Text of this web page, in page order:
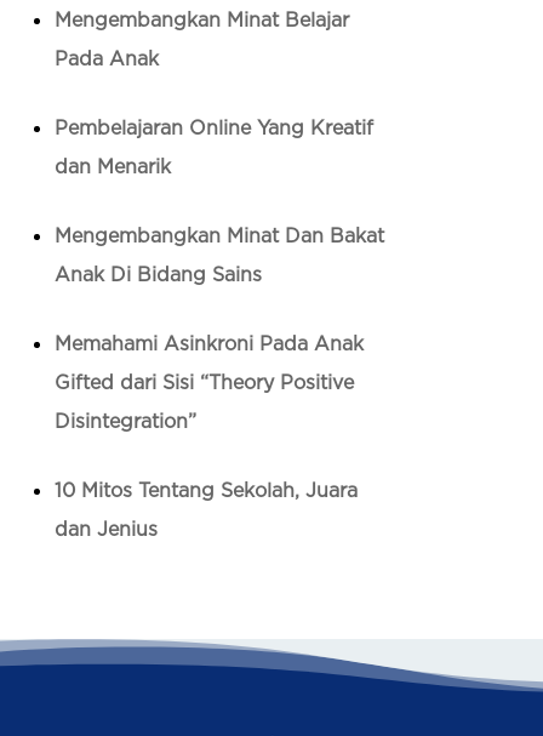
Mengembangkan Minat Belajar
Pada Anak
Pembelajaran Online Yang Kreatif
dan Menarik
Mengembangkan Minat Dan Bakat
Anak Di Bidang Sains
Memahami Asinkroni Pada Anak
Gifted dari Sisi “Theory Positive
Disintegration”
10 Mitos Tentang Sekolah, Juara
dan Jenius